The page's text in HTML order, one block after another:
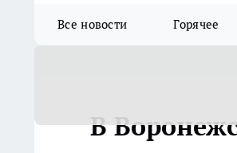
Все новости Горячее
В